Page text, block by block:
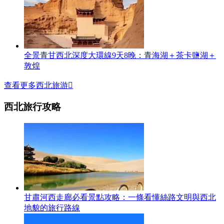
全景青甘西北深度大環線9天8晚：青海湖＋茶卡鹽湖＋
敦煌
查看更多西北旅游
西北旅行攻略
甘肅河西走廊必看景點攻略：一條看懂絲路文明與西北
地貌的旅行路線